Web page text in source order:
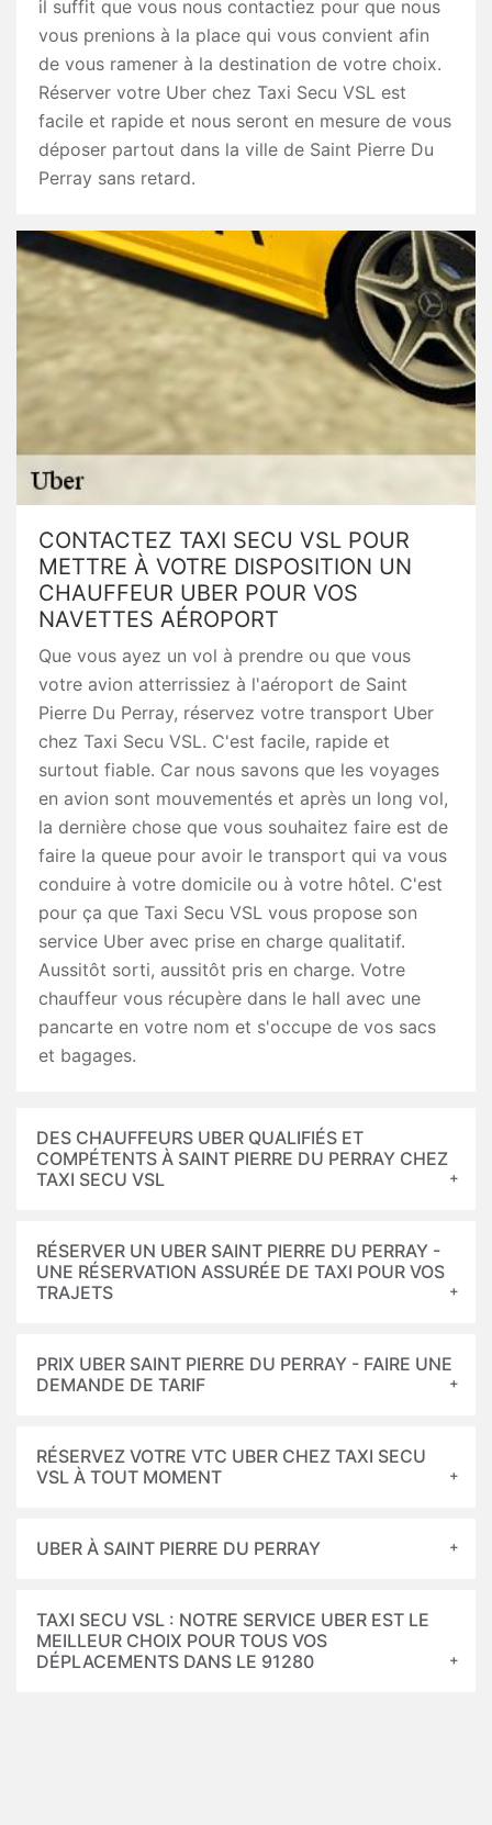
il suffit que vous nous contactiez pour que nous
vous prenions à la place qui vous convient afin
de vous ramener à la destination de votre choix.
Réserver votre Uber chez Taxi Secu VSL est
facile et rapide et nous seront en mesure de vous
déposer partout dans la ville de Saint Pierre Du
Perray sans retard.
CONTACTEZ TAXI SECU VSL POUR
METTRE À VOTRE DISPOSITION UN
CHAUFFEUR UBER POUR VOS
NAVETTES AÉROPORT
Que vous ayez un vol à prendre ou que vous
votre avion atterrissiez à l'aéroport de Saint
Pierre Du Perray, réservez votre transport Uber
chez Taxi Secu VSL. C'est facile, rapide et
surtout fiable. Car nous savons que les voyages
en avion sont mouvementés et après un long vol,
la dernière chose que vous souhaitez faire est de
faire la queue pour avoir le transport qui va vous
conduire à votre domicile ou à votre hôtel. C'est
pour ça que Taxi Secu VSL vous propose son
service Uber avec prise en charge qualitatif.
Aussitôt sorti, aussitôt pris en charge. Votre
chauffeur vous récupère dans le hall avec une
pancarte en votre nom et s'occupe de vos sacs
et bagages.
DES CHAUFFEURS UBER QUALIFIÉS ET
COMPÉTENTS À SAINT PIERRE DU PERRAY CHEZ
TAXI SECU VSL
RÉSERVER UN UBER SAINT PIERRE DU PERRAY -
UNE RÉSERVATION ASSURÉE DE TAXI POUR VOS
TRAJETS
PRIX UBER SAINT PIERRE DU PERRAY - FAIRE UNE
DEMANDE DE TARIF
RÉSERVEZ VOTRE VTC UBER CHEZ TAXI SECU
VSL À TOUT MOMENT
UBER À SAINT PIERRE DU PERRAY
TAXI SECU VSL : NOTRE SERVICE UBER EST LE
MEILLEUR CHOIX POUR TOUS VOS
DÉPLACEMENTS DANS LE 91280